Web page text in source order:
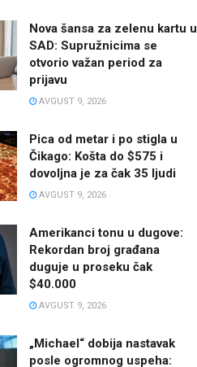
Nova šansa za zelenu kartu u
SAD: Supružnicima se
otvorio važan period za
prijavu
AVGUST 9, 2026
Pica od metar i po stigla u
Čikago: Košta do $575 i
dovoljna je za čak 35 ljudi
AVGUST 9, 2026
Amerikanci tonu u dugove:
Rekordan broj građana
duguje u proseku čak
$40.000
AVGUST 9, 2026
„Michael“ dobija nastavak
posle ogromnog uspeha: